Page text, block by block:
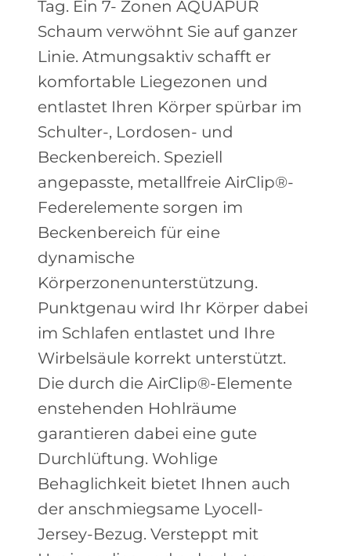
Tag. Ein 7- Zonen AQUAPUR
Schaum verwöhnt Sie auf ganzer
Linie. Atmungsaktiv schafft er
komfortable Liegezonen und
entlastet Ihren Körper spürbar im
Schulter-, Lordosen- und
Beckenbereich. Speziell
angepasste, metallfreie AirClip®-
Federelemente sorgen im
Beckenbereich für eine
dynamische
Körperzonenunterstützung.
Punktgenau wird Ihr Körper dabei
im Schlafen entlastet und Ihre
Wirbelsäule korrekt unterstützt.
Die durch die AirClip®-Elemente
enstehenden Hohlräume
garantieren dabei eine gute
Durchlüftung. Wohlige
Behaglichkeit bietet Ihnen auch
der anschmiegsame Lyocell-
Jersey-Bezug. Versteppt mit